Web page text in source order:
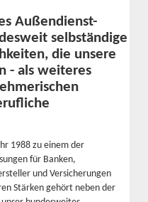
Außendienst-
selbständige
die unsere
- als weiteres
1988 zu einem der
für Banken,
und Versicherungen
Stärken gehört neben der